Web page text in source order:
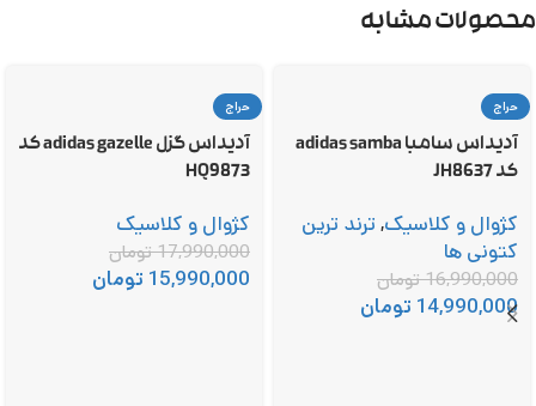
محصولات مشابه
حراج
آدیداس سامبا adidas samba
کد JH8637
کژوال و کلاسیک, ترند ترین
کتونی ها
16,990,000تومان
14,990,000 تومان
حراج
آدیداس گزل adidas gazelle کد
HQ9873
کژوال و کلاسیک
17,990,000تومان
15,990,000 تومان